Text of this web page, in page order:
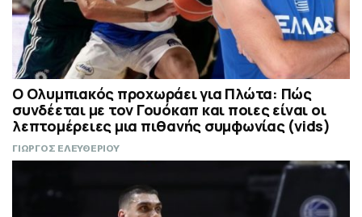
Ο Ολυμπιακός προχωράει για Πλώτα: Πώς
συνδέεται με τον Γουόκαπ και ποιες είναι οι
λεπτομέρειες μια πιθανής συμφωνίας (vids)
ΓΙΩΡΓΟΣ ΕΛΕΥΘΕΡΙΟΥ